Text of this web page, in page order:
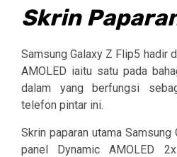
Skrin
Samsung Galaxy Z Flip5 hadir
AMOLED iaitu satu pada
dalam yang berfungsi
telefon pintar ini.
Skrin paparan utama Samsung
panel Dynamic AMOLED